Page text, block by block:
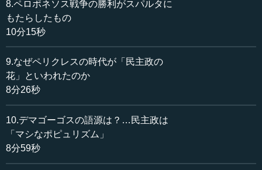
を実現しようとする動きが出てきてしまいます。そのた
め、反対派の方から僭主であるヒッピアスを倒そうという
動きが出てきて、それが、「クレイステネスの改革」と呼
●排除されたヒッピアスとペルシア戦争
本村 ギリシアのポリスはローマとはかなり違っていたと
思いますが、当時アテネにいられなくなったヒッピアス
は、ペルシアに亡命していきます。その後、ペルシア戦争
が起こると、彼はアテネのどこが弱点かというようなこと
8.ペロポネソス戦争の勝利がスパルタに
もたらしたもの
10分15秒
9.なぜペリクレスの時代が「民主政の
花」といわれたのか
8分26秒
10.デマゴーゴスの語源は？…民主政は
「マシなポピュリズム」
8分59秒